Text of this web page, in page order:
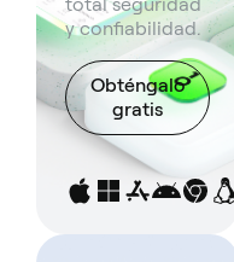
y confiabilidad.
Obténgalo
gratis